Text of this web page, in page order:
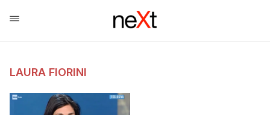
LAURA FIORINI